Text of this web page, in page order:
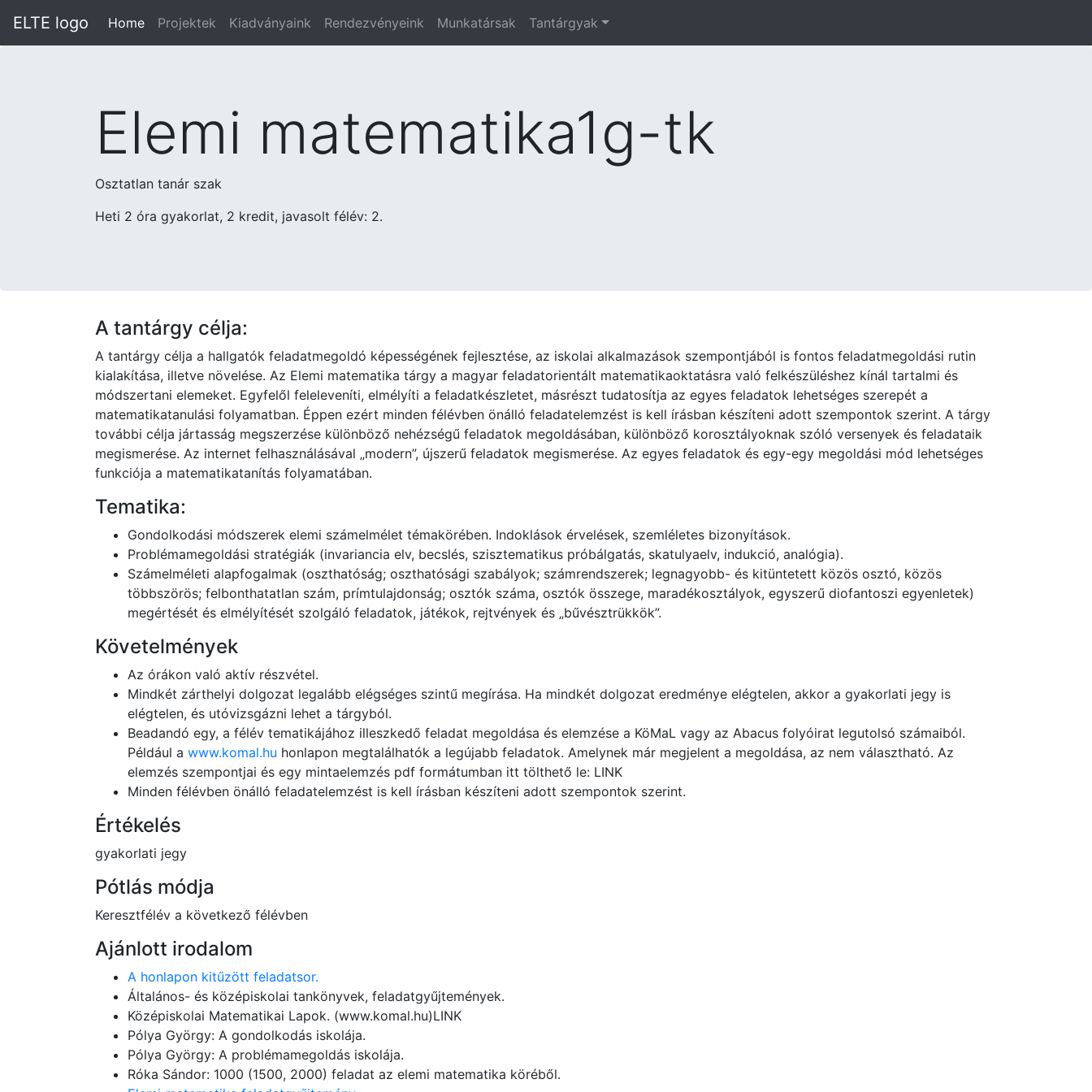
ELTE logo Home Projektek Kiadványaink Rendezvényeink Munkatársak Tantárgyak
Elemi matematika1g-tk
Osztatlan tanár szak
Heti 2 óra gyakorlat, 2 kredit, javasolt félév: 2.
A tantárgy célja:
A tantárgy célja a hallgatók feladatmegoldó képességének fejlesztése, az iskolai alkalmazások szempontjából is fontos feladatmegoldási rutin
kialakítása, illetve növelése. Az Elemi matematika tárgy a magyar feladatorientált matematikaoktatásra való felkészüléshez kínál tartalmi és
módszertani elemeket. Egyfelől feleleveníti, elmélyíti a feladatkészletet, másrészt tudatosítja az egyes feladatok lehetséges szerepét a
matematikatanulási folyamatban. Éppen ezért minden félévben önálló feladatelemzést is kell írásban készíteni adott szempontok szerint. A tárgy
további célja jártasság megszerzése különböző nehézségű feladatok megoldásában, különböző korosztályoknak szóló versenyek és feladataik
megismerése. Az internet felhasználásával „modern”, újszerű feladatok megismerése. Az egyes feladatok és egy-egy megoldási mód lehetséges
funkciója a matematikatanítás folyamatában.
Tematika:
Gondolkodási módszerek elemi számelmélet témakörében. Indoklások érvelések, szemléletes bizonyítások.
Problémamegoldási stratégiák (invariancia elv, becslés, szisztematikus próbálgatás, skatulyaelv, indukció, analógia).
Számelméleti alapfogalmak (oszthatóság; oszthatósági szabályok; számrendszerek; legnagyobb- és kitüntetett közös osztó, közös
többszörös; felbonthatatlan szám, prímtulajdonság; osztók száma, osztók összege, maradékosztályok, egyszerű diofantoszi egyenletek)
megértését és elmélyítését szolgáló feladatok, játékok, rejtvények és „bűvésztrükkök”.
Követelmények
Az órákon való aktív részvétel.
Mindkét zárthelyi dolgozat legalább elégséges szintű megírása. Ha mindkét dolgozat eredménye elégtelen, akkor a gyakorlati jegy is
elégtelen, és utóvizsgázni lehet a tárgyból.
Beadandó egy, a félév tematikájához illeszkedő feladat megoldása és elemzése a KöMaL vagy az Abacus folyóirat legutolsó számaiból.
Például a www.komal.hu honlapon megtalálhatók a legújabb feladatok. Amelynek már megjelent a megoldása, az nem választható. Az
elemzés szempontjai és egy mintaelemzés pdf formátumban itt tölthető le: LINK
Minden félévben önálló feladatelemzést is kell írásban készíteni adott szempontok szerint.
Értékelés
gyakorlati jegy
Pótlás módja
Keresztfélév a következő félévben
Ajánlott irodalom
A honlapon kitűzött feladatsor.
Általános- és középiskolai tankönyvek, feladatgyűjtemények.
Középiskolai Matematikai Lapok. (www.komal.hu)LINK
Pólya György: A gondolkodás iskolája.
Pólya György: A problémamegoldás iskolája.
Róka Sándor: 1000 (1500, 2000) feladat az elemi matematika köréből.